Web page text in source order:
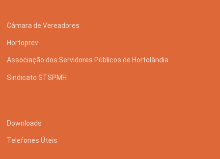
Câmara de Vereadores
Hortoprev
Associação dos Servidores Públicos de Hortolândia
Sindicato STSPMH
Downloads
Telefones Úteis